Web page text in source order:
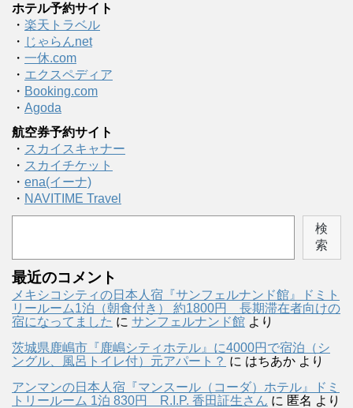
ホテル予約サイト
・ 楽天トラベル
・ じゃらんnet
・ 一休.com
・ エクスペディア
・ Booking.com
・ Agoda
航空券予約サイト
・ スカイスキャナー
・ スカイチケット
・ ena(イーナ)
・ NAVITIME Travel
検
索
最近のコメント
メキシコシティの日本人宿『サンフェルナンド館』ドミト
リールーム1泊（朝食付き） 約1800円 長期滞在者向けの
宿になってました に サンフェルナンド館 より
茨城県鹿嶋市『鹿嶋シティホテル』に4000円で宿泊（シ
ングル、風呂トイレ付）元アパート？ に はちあか より
アンマンの日本人宿『マンスール（コーダ）ホテル』ドミ
トリールーム 1泊 830円 R.I.P. 香田証生さん に 匿名 より